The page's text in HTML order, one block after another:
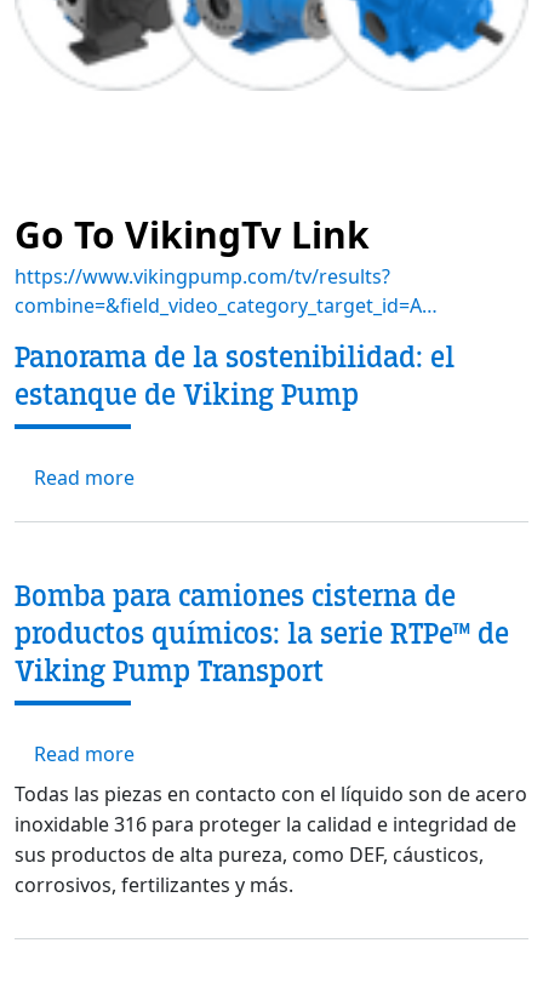
Go To VikingTv Link
https://www.vikingpump.com/tv/results?
combine=&field_video_category_target_id=A…
Panorama de la sostenibilidad: el
estanque de Viking Pump
Read moreabout Panorama de la sostenibilidad: el
Bomba para camiones cisterna de
productos químicos: la serie RTPe™ de
Viking Pump Transport
Read moreabout Bomba para camiones cisterna de
Todas las piezas en contacto con el líquido son de acero
inoxidable 316 para proteger la calidad e integridad de
sus productos de alta pureza, como DEF, cáusticos,
corrosivos, fertilizantes y más.